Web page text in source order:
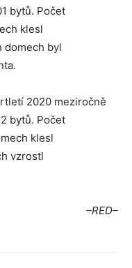
bytů. Počet
klesl
domech byl
2020 meziročně
bytů. Počet
klesl
vzrostl
–RED–